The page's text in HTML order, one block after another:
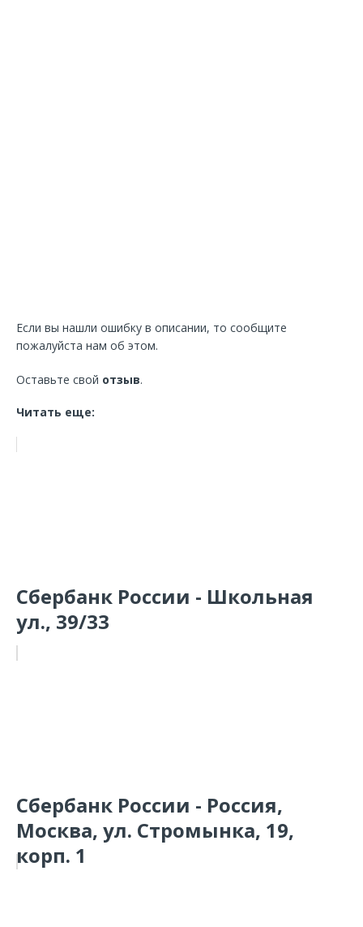
Если вы нашли ошибку в описании, то сообщите
пожалуйста нам об этом.
Оставьте свой отзыв.
Читать еще:
Сбербанк России - Школьная
ул., 39/33
Сбербанк России - Россия,
Москва, ул. Стромынка, 19,
корп. 1